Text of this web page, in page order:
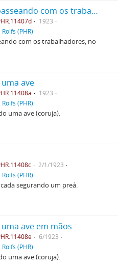
Clarissa Rolfs passeando com os trabalhadores, no carro de boi
1923
(PHR)
com os trabalhadores, no
ave
1923
(PHR)
uma ave (coruja).
2/1/1923
(PHR)
segurando um preá.
ave em mãos
6/1923
(PHR)
uma ave (coruja).